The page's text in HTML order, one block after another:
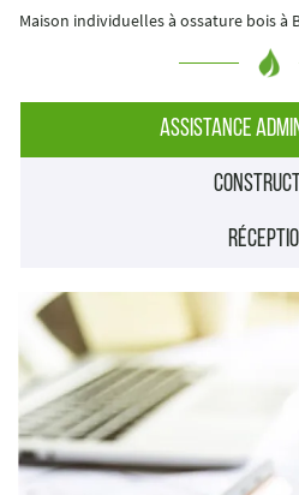
ACCUEIL
CONTACT
Maison individuelles à ossature bois à
Assistance